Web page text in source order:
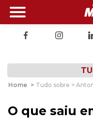
Home > Tudo sobre >
O que saiu